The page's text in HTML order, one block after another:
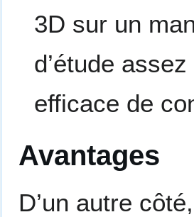
3D sur un
d’étude
efficace de
Avantages
D’un autre